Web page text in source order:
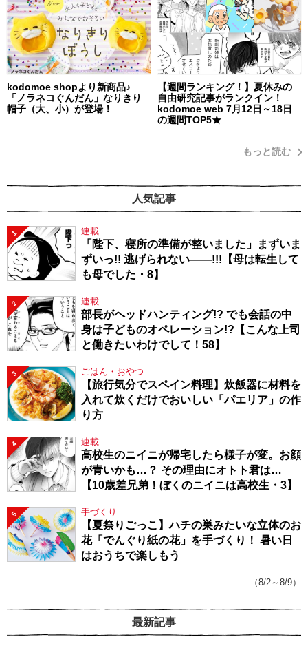
kodomoe shopより新商品♪
「ノラネコぐんだん」なりきり
帽子（大、小）が登場！
【週間ランキング！】夏休みの
自由研究記事がランクイン！
kodomoe web 7月12日～18日
の週間TOP5★
もっと読む
人気記事
1 連載
「陛下、寝所の準備が整いました」まずいま
ずいっ!! 逃げられない――!!!【母は転生して
も母でした・8】
2 連載
部長がヘッドハンティング!? でも会話の中
身は子どものオペレーション!?【こんな上司
と働きたいわけでして！58】
3 ごはん・おやつ
【旅行気分でスペイン料理】炊飯器に材料を
入れて炊くだけでおいしい「パエリア」の作
り方
4 連載
高校生のニイニが帰宅したら様子が変。お顔
が青いかも…？ その理由にオトト君は…
【10歳差兄弟！ぼくのニイニは高校生・3】
5 手づくり
【夏祭りごっこ】ハチの巣みたいな立体のお
花「でんぐり紙の花」を手づくり！ 暑い日
はおうちで楽しもう
（8/2～8/9）
最新記事